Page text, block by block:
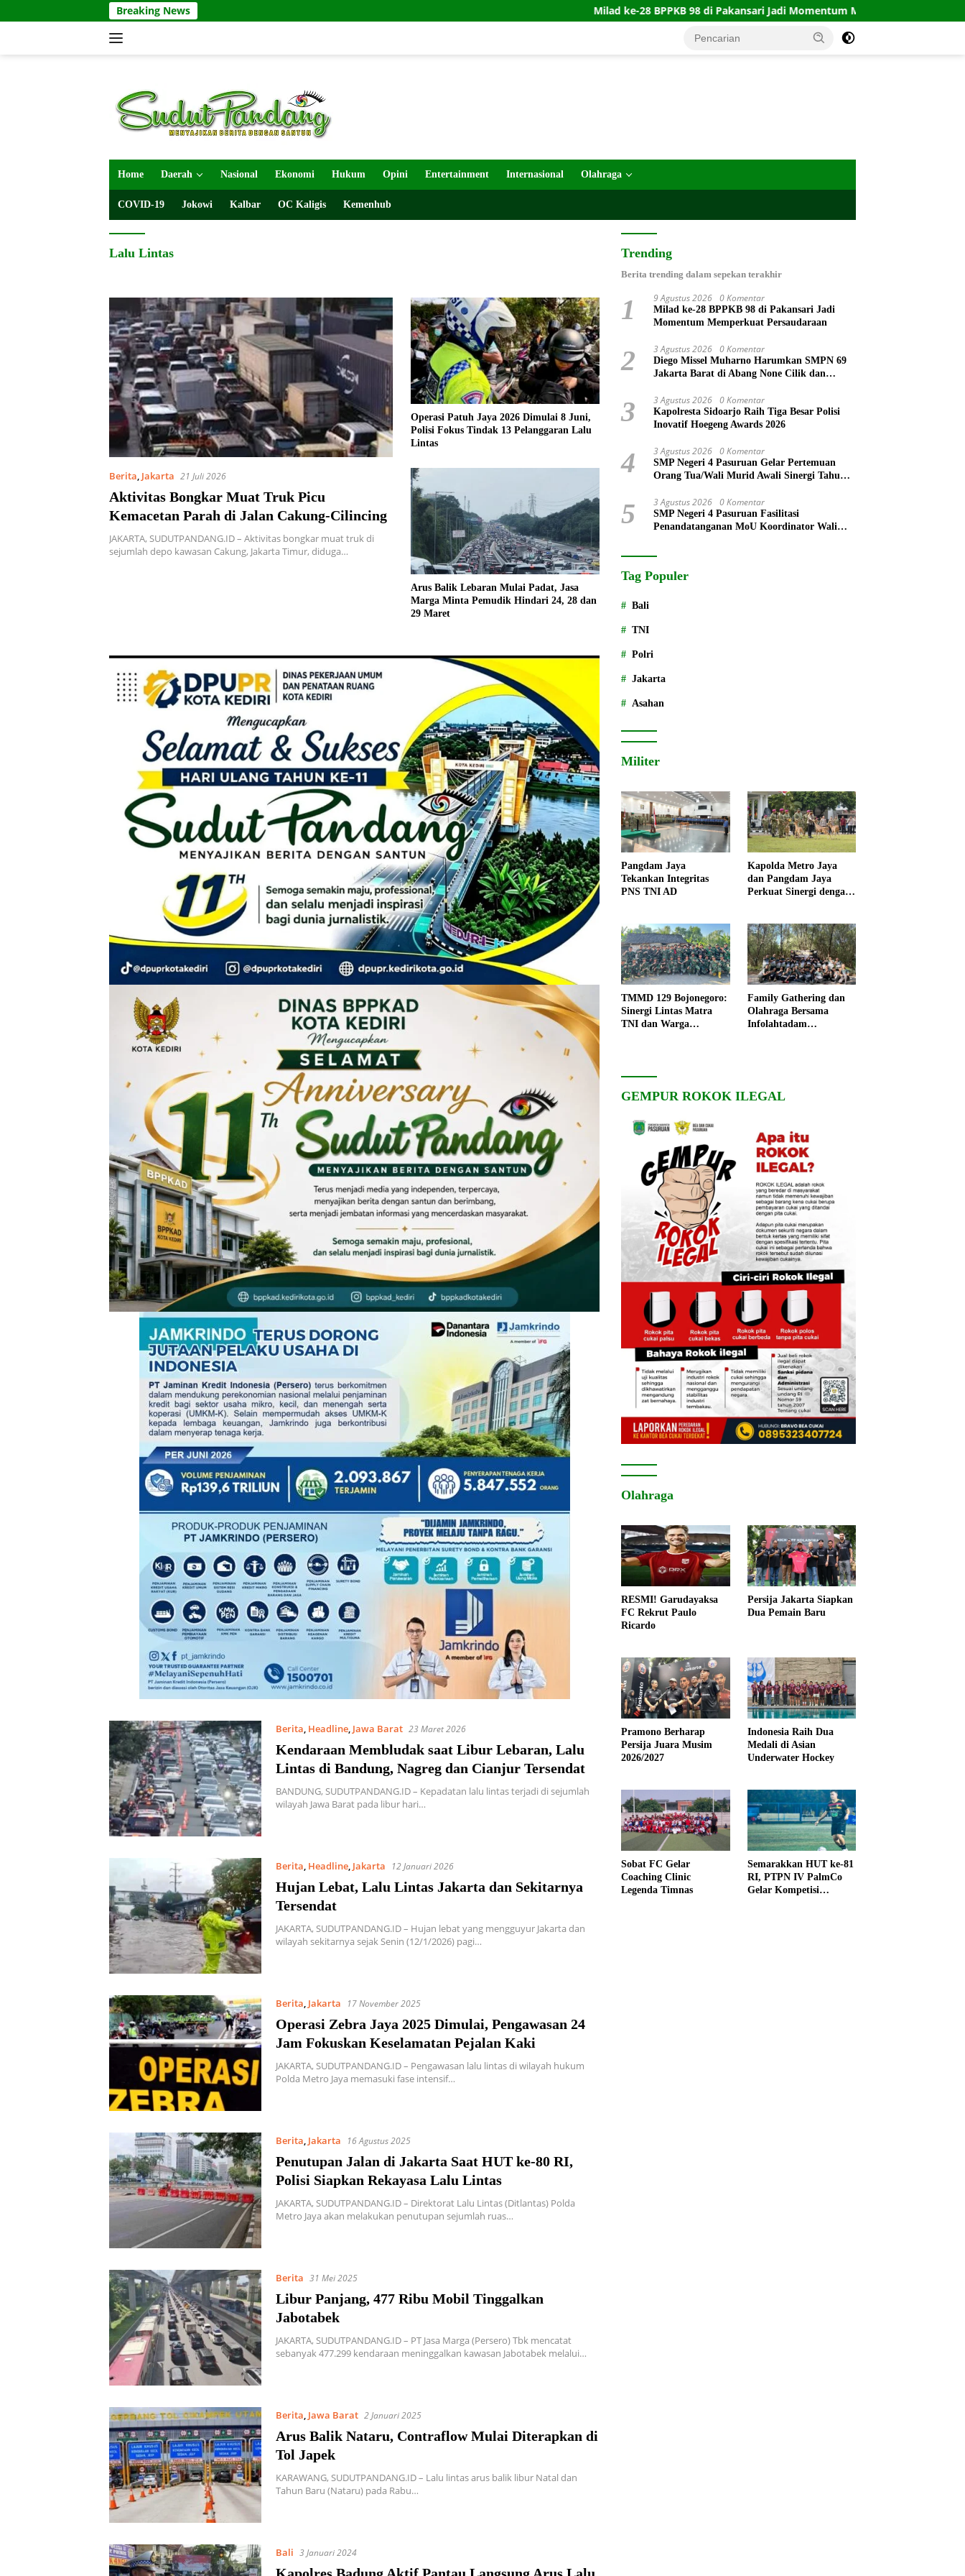
ke
Breaking News Milad ke-28 BPPKB 98 di Pakansari Jadi Momentum Memperkuat Persaudaraan
Home Daerah Nasional Ekonomi Hukum Opini Entertainment Internasional Olahraga
COVID-19 Jokowi Kalbar OC Kaligis Kemenhub
Lalu Lintas
Berita, Jakarta 21 Juli 2026
Aktivitas Bongkar Muat Truk Picu
Kemacetan Parah di Jalan Cakung-Cilincing
JAKARTA, SUDUTPANDANG.ID – Aktivitas bongkar muat truk di
sejumlah depo kawasan Cakung, Jakarta Timur, diduga…
Operasi Patuh Jaya 2026 Dimulai 8 Juni,
Polisi Fokus Tindak 13 Pelanggaran Lalu
Lintas
Arus Balik Lebaran Mulai Padat, Jasa
Marga Minta Pemudik Hindari 24, 28 dan
29 Maret
Berita, Headline, Jawa Barat 23 Maret 2026
Kendaraan Membludak saat Libur Lebaran, Lalu
Lintas di Bandung, Nagreg dan Cianjur Tersendat
BANDUNG, SUDUTPANDANG.ID – Kepadatan lalu lintas terjadi di sejumlah
wilayah Jawa Barat pada libur hari…
Berita, Headline, Jakarta 12 Januari 2026
Hujan Lebat, Lalu Lintas Jakarta dan Sekitarnya
Tersendat
JAKARTA, SUDUTPANDANG.ID – Hujan lebat yang mengguyur Jakarta dan
wilayah sekitarnya sejak Senin (12/1/2026) pagi…
Berita, Jakarta 17 November 2025
Operasi Zebra Jaya 2025 Dimulai, Pengawasan 24
Jam Fokuskan Keselamatan Pejalan Kaki
JAKARTA, SUDUTPANDANG.ID – Pengawasan lalu lintas di wilayah hukum
Polda Metro Jaya memasuki fase intensif…
Berita, Jakarta 16 Agustus 2025
Penutupan Jalan di Jakarta Saat HUT ke-80 RI,
Polisi Siapkan Rekayasa Lalu Lintas
JAKARTA, SUDUTPANDANG.ID – Direktorat Lalu Lintas (Ditlantas) Polda
Metro Jaya akan melakukan penutupan sejumlah ruas…
Berita 31 Mei 2025
Libur Panjang, 477 Ribu Mobil Tinggalkan
Jabotabek
JAKARTA, SUDUTPANDANG.ID – PT Jasa Marga (Persero) Tbk mencatat
sebanyak 477.299 kendaraan meninggalkan kawasan Jabotabek melalui…
Berita, Jawa Barat 2 Januari 2025
Arus Balik Nataru, Contraflow Mulai Diterapkan di
Tol Japek
KARAWANG, SUDUTPANDANG.ID – Lalu lintas arus balik libur Natal dan
Tahun Baru (Nataru) pada Rabu…
Bali 3 Januari 2024
Trending
Berita trending dalam sepekan terakhir
1 9 Agustus 2026 0 Komentar
Milad ke-28 BPPKB 98 di Pakansari Jadi
Momentum Memperkuat Persaudaraan
2 3 Agustus 2026 0 Komentar
Diego Missel Muharno Harumkan SMPN 69
Jakarta Barat di Abang None Cilik dan
3 3 Agustus 2026 0 Komentar
Kapolresta Sidoarjo Raih Tiga Besar Polisi
Inovatif Hoegeng Awards 2026
4 3 Agustus 2026 0 Komentar
SMP Negeri 4 Pasuruan Gelar Pertemuan
Orang Tua/Wali Murid Awali Sinergi Tahun
5 3 Agustus 2026 0 Komentar
SMP Negeri 4 Pasuruan Fasilitasi
Penandatanganan MoU Koordinator Wali
Tag Populer
Bali
TNI
Polri
Jakarta
Asahan
Militer
Pangdam Jaya
Tekankan Integritas
PNS TNI AD
Kapolda Metro Jaya
dan Pangdam Jaya
Perkuat Sinergi dengan
TMMD 129 Bojonegoro:
Sinergi Lintas Matra
TNI dan Warga
Family Gathering dan
Olahraga Bersama
Infolahtadam
GEMPUR ROKOK ILEGAL
Olahraga
RESMI! Garudayaksa
FC Rekrut Paulo
Ricardo
Persija Jakarta Siapkan
Dua Pemain Baru
Pramono Berharap
Persija Juara Musim
2026/2027
Indonesia Raih Dua
Medali di Asian
Underwater Hockey
Sobat FC Gelar
Coaching Clinic
Legenda Timnas
Semarakkan HUT ke-81
RI, PTPN IV PalmCo
Gelar Kompetisi